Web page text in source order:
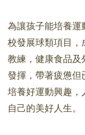
為讓孩子能培養運
校發展球類項目，
教練，健康食品及
發揮，帶著疲憊但
培養好運動興趣，
自己的美好人生。